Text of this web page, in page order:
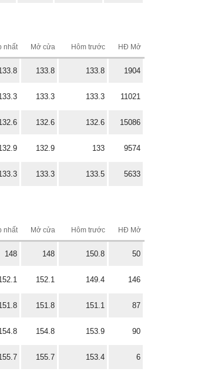
nhất Mở cửa Hôm trước HĐ Mở
133.8 133.8 1904
133.3 133.3 11021
132.6 132.6 15086
132.9 133 9574
133.3 133.5 5633
nhất Mở cửa Hôm trước HĐ Mở
148 148 150.8 50
152.1 149.4 146
151.8 151.1 87
154.8 153.9 90
155.7 153.4 6